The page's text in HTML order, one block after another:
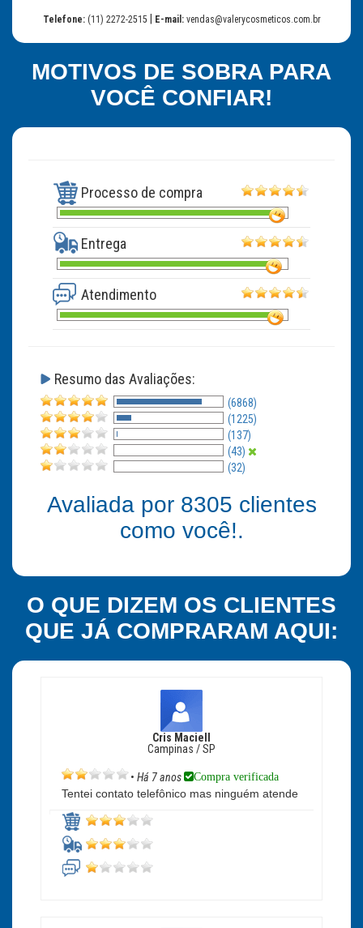
Telefone: (11) 2272-2515 E-mail:vendas@valerycosmeticos.com.br
MOTIVOS DE SOBRA PARA
VOCÊ CONFIAR!
Processo de compra
Entrega
Atendimento
Resumo das Avaliações:
(6868)
(1225)
(137)
(43)
(32)
Avaliada por 8305 clientes
como você!.
O QUE DIZEM OS CLIENTES
QUE JÁ COMPRARAM AQUI:
Cris Maciell
Campinas / SP
• Há 7 anos Compra verificada
Tentei contato telefônico mas ninguém atende